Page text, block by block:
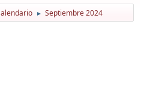
► Septiembre 2024